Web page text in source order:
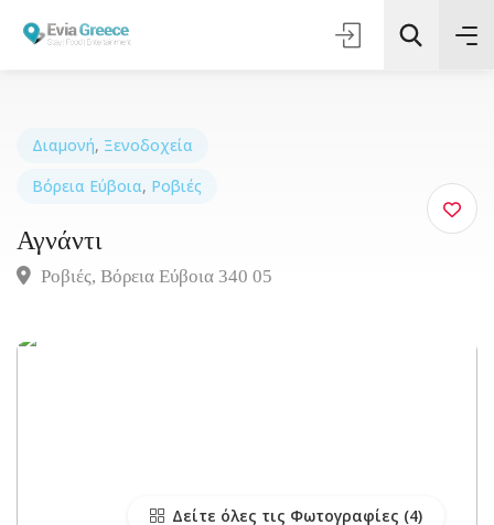
Τοποθεσία
Διαμονή, Ξενοδοχεία
Βόρεια Εύβοια, Ροβιές
Αγνάντι
Ροβιές, Βόρεια Eύβοια 340 05
Δείτε όλες τις Φωτογραφίες